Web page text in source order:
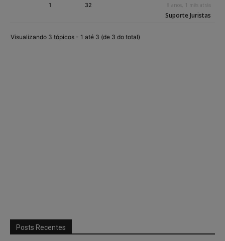
1 32 8 anos, 1 mês atrás
Suporte Juristas
Visualizando 3 tópicos - 1 até 3 (de 3 do total)
Posts Recentes